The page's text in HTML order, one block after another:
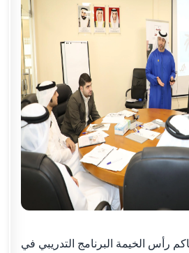
رأس الخيمة البرنامج التدريبي في